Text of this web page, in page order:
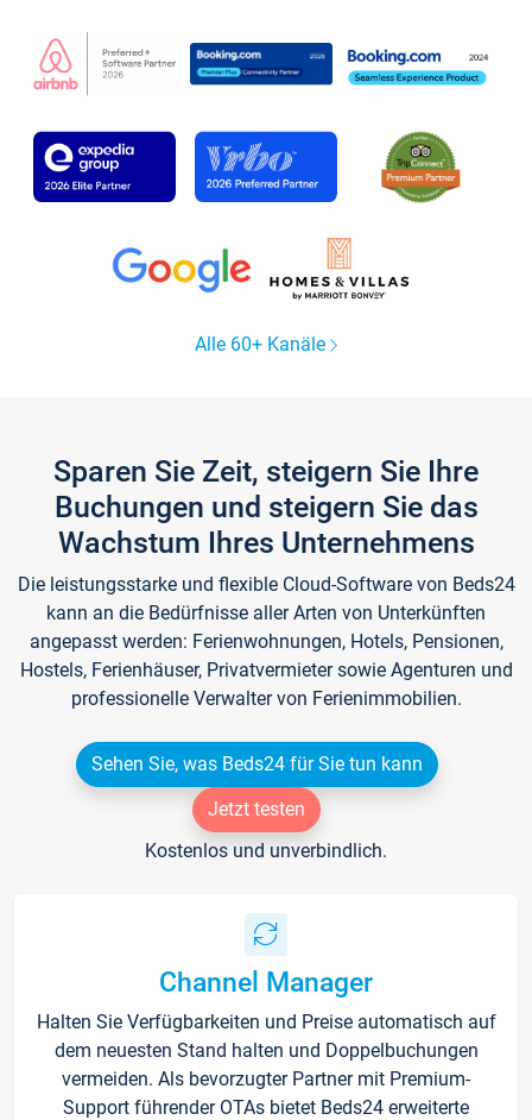
Alle 60+ Kanäle
Sparen Sie Zeit, steigern Sie Ihre
Buchungen und steigern Sie das
Wachstum Ihres Unternehmens
Die leistungsstarke und flexible Cloud-Software von Beds24
kann an die Bedürfnisse aller Arten von Unterkünften
angepasst werden: Ferienwohnungen, Hotels, Pensionen,
Hostels, Ferienhäuser, Privatvermieter sowie Agenturen und
professionelle Verwalter von Ferienimmobilien.
Sehen Sie, was Beds24 für Sie tun kann
Jetzt testen
Kostenlos und unverbindlich.
Channel Manager
Halten Sie Verfügbarkeiten und Preise automatisch auf
dem neuesten Stand halten und Doppelbuchungen
vermeiden. Als bevorzugter Partner mit Premium-
Support führender OTAs bietet Beds24 erweiterte